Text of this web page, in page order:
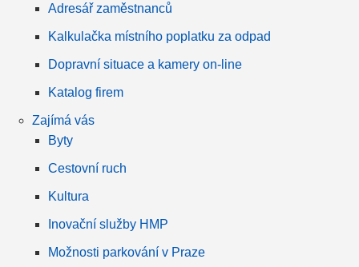
Adresář zaměstnanců
Kalkulačka místního poplatku za odpad
Dopravní situace a kamery on-line
Katalog firem
Zajímá vás
Byty
Cestovní ruch
Kultura
Inovační služby HMP
Možnosti parkování v Praze